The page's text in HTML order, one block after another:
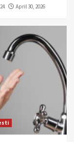
April 30, 2026